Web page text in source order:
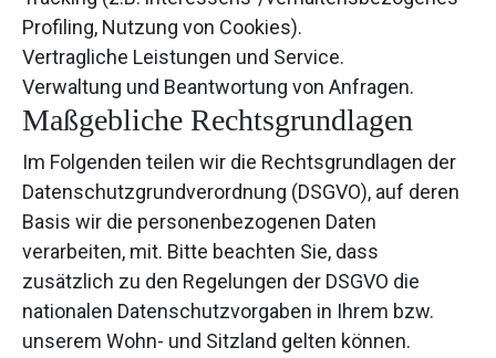
Profiling, Nutzung von Cookies).
Vertragliche Leistungen und Service.
Verwaltung und Beantwortung von Anfragen.
Maßgebliche Rechtsgrundlagen
Im Folgenden teilen wir die Rechtsgrundlagen der
Datenschutzgrundverordnung (DSGVO), auf deren
Basis wir die personenbezogenen Daten
verarbeiten, mit. Bitte beachten Sie, dass
zusätzlich zu den Regelungen der DSGVO die
nationalen Datenschutzvorgaben in Ihrem bzw.
unserem Wohn- und Sitzland gelten können.